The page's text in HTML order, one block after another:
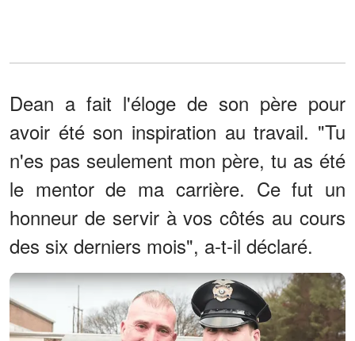
Dean a fait l'éloge de son père pour
avoir été son inspiration au travail. "Tu
n'es pas seulement mon père, tu as été
le mentor de ma carrière. Ce fut un
honneur de servir à vos côtés au cours
des six derniers mois", a-t-il déclaré.